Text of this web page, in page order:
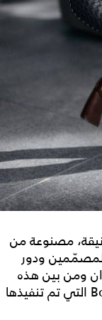
مصنوعة من
المصمّمين ودور
ومن بين هذه
الحقائب هناك Bottega Venetta HOP Bag التي تم تنفيذها